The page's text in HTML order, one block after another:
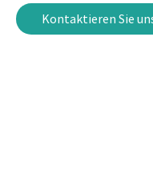
Kontaktieren Sie